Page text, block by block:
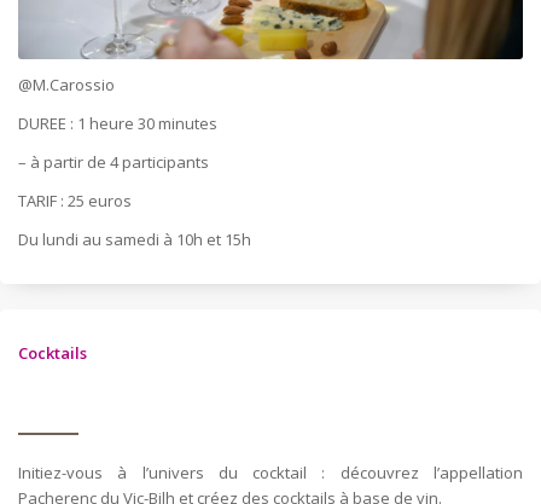
@M.Carossio
DUREE : 1 heure 30 minutes
– à partir de 4 participants
TARIF : 25 euros
Du lundi au samedi à 10h et 15h
Cocktails
Initiez-vous à l’univers du cocktail : découvrez l’appellation
Pacherenc du Vic-Bilh et créez des cocktails à base de vin.